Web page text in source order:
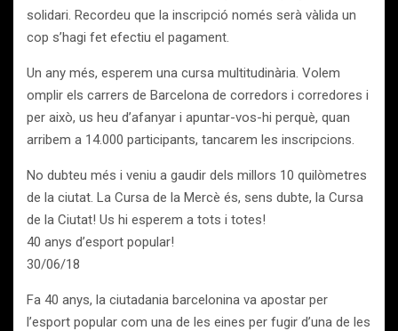
solidari. Recordeu que la inscripció només serà vàlida un
cop s’hagi fet efectiu el pagament.
Un any més, esperem una cursa multitudinària. Volem
omplir els carrers de Barcelona de corredors i corredores i
per això, us heu d’afanyar i apuntar-vos-hi perquè, quan
arribem a 14.000 participants, tancarem les inscripcions.
No dubteu més i veniu a gaudir dels millors 10 quilòmetres
de la ciutat. La Cursa de la Mercè és, sens dubte, la Cursa
de la Ciutat! Us hi esperem a tots i totes!
40 anys d’esport popular!
30/06/18
Fa 40 anys, la ciutadania barcelonina va apostar per
l’esport popular com una de les eines per fugir d’una de les